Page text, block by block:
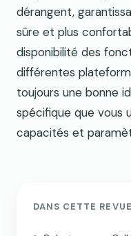
dérangent,
sûre et plus
disponibilité des
différentes
toujours une bonne
spécifique que vous
capacités et
DANS CETTE REVUE